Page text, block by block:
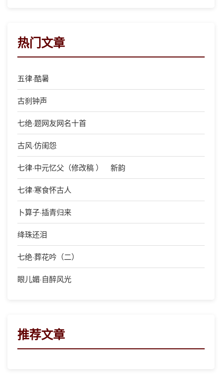
热门文章
五律·酷暑
古刹钟声
七绝·题网友网名十首
古风·仿闺怨
七律·中元忆父（修改稿 ） 新韵
七律·寒食怀古人
卜算子·插青归来
绛珠还泪
七绝·葬花吟（二）
眼儿媚·自醉风光
推荐文章